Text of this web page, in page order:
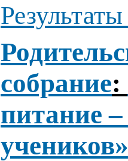
собрание:
питание –
учеников»